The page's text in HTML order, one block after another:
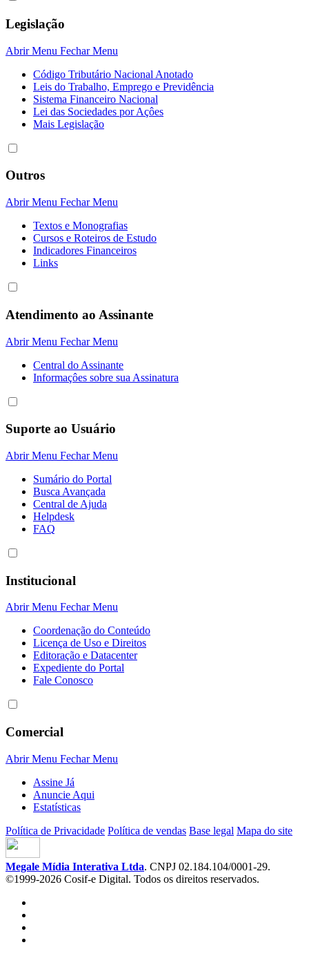
Legislação
Abrir Menu Fechar Menu
Código Tributário Nacional Anotado
Leis do Trabalho, Emprego e Previdência
Sistema Financeiro Nacional
Lei das Sociedades por Açôes
Mais Legislação
Outros
Abrir Menu Fechar Menu
Textos e Monografias
Cursos e Roteiros de Estudo
Indicadores Financeiros
Links
Atendimento ao Assinante
Abrir Menu Fechar Menu
Central do Assinante
Informaçôes sobre sua Assinatura
Suporte ao Usuário
Abrir Menu Fechar Menu
Sumário do Portal
Busca Avançada
Central de Ajuda
Helpdesk
FAQ
Institucional
Abrir Menu Fechar Menu
Coordenação do Conteúdo
Licença de Uso e Direitos
Editoração e Datacenter
Expediente do Portal
Fale Conosco
Comercial
Abrir Menu Fechar Menu
Assine Já
Anuncie Aqui
Estatísticas
Política de Privacidade Política de vendas Base legal Mapa do site
Megale Mídia Interativa Ltda. CNPJ 02.184.104/0001-29.
©1999-2026 Cosif-e Digital. Todos os direitos reservados.